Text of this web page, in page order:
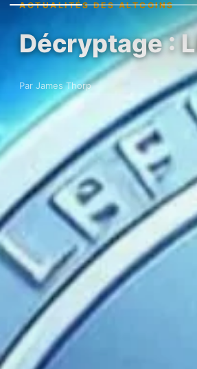
ACTUALITÉS DES ALTCOINS
Décryptage :
Par James Thorp